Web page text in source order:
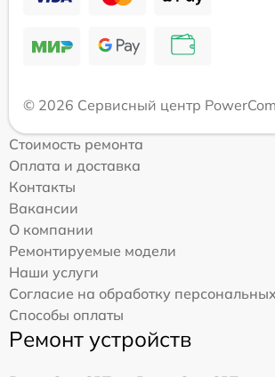
© 2026 Сервисный центр PowerCom
Стоимость ремонта
Оплата и доставка
Контакты
Вакансии
О компании
Ремонтируемые модели
Наши услуги
Согласие на обработку
Способы оплаты
Ремонт устройств